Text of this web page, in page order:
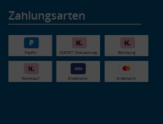
Zahlungsarten